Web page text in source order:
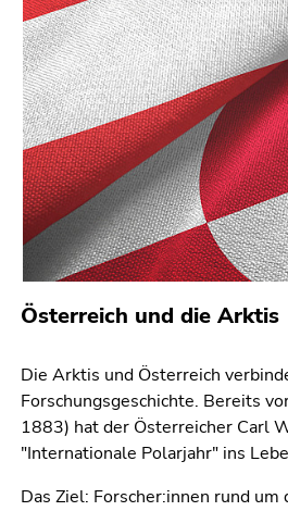
Link.
Zum
Inhalt
(Zugriffstaste
1)
Zur
Positionsanzeige
(Zugriffstaste
2)
Zur
(Zugriffstaste
Zur
Unternavigation
(Zugriffstaste
4)
den
Österreich und die Arktis
Die Arktis und Österreich
Forschungsgeschichte. Bereits
1883) hat der Österreicher Carl
"Internationale Polarjahr" ins
Das Ziel: Forscher:innen rund um